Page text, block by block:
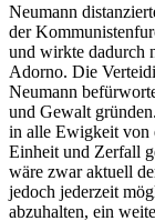
Neumann
der
und wirkte dadurch
Adorno. Die
Neumann
und Gewalt
in alle Ewigkeit von
Einheit und Zerfall
wäre zwar aktuell
jedoch jederzeit
abzuhalten, ein